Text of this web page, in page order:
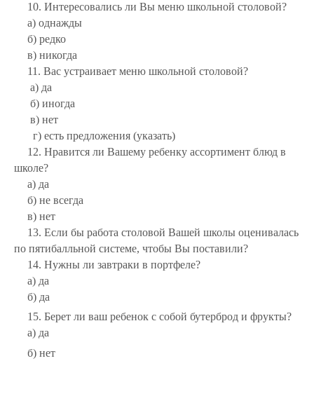
10. Интересовались ли Вы меню школьной столовой?
а) однажды
б) редко
в) никогда
11. Вас устраивает меню школьной столовой?
а) да
б) иногда
в) нет
г) есть предложения (указать)
12. Нравится ли Вашему ребенку ассортимент блюд в
школе?
а) да
б) не всегда
в) нет
13. Если бы работа столовой Вашей школы оценивалась
по пятибалльной системе, чтобы Вы поставили?
14. Нужны ли завтраки в портфеле?
а) да
б) да
15. Берет ли ваш ребенок с собой бутерброд и фрукты?
а) да
б) нет